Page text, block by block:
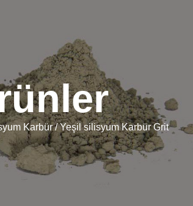
Karbür/ Yeşil silisyum Karbür Grit